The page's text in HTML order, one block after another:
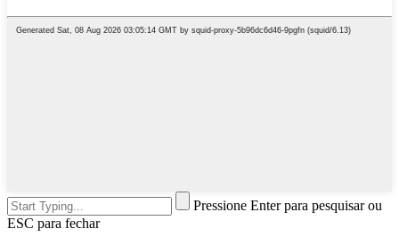
Pressione Enter para pesquisar ou
ESC para fechar